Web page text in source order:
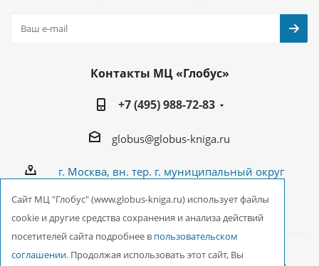
Контакты МЦ «Глобус»
+7 (495) 988-72-83
globus@globus-kniga.ru
г. Москва, вн. тер. г. муниципальный округ
Cайт МЦ "Глобус" (www.globus-kniga.ru) использует файлы
cookie и другие средства сохранения и анализа действий
посетителей сайта подробнее в пользовательском
соглашении. Продолжая использовать этот сайт, Вы